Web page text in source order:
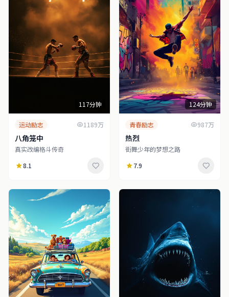
117分钟
运动励志 1189万
八角笼中
真实改编格斗传奇
8.1
124分钟
青春励志 987万
热烈
街舞少年的梦想之路
7.9